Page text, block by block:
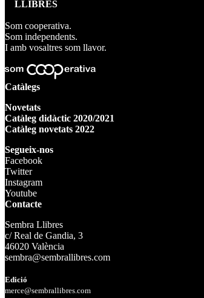
LLIBRES
Som cooperativa.
Som independents.
I amb vosaltres som llavor.
Catàlegs
Novetats
Catàleg didàctic 2020/2021
Catàleg novetats 2022
Segueix-nos
Facebook
Twitter
Instagram
Youtube
Contacte
Sembra Llibres
c/ Real de Gandia, 3
46020 València
sembra@sembrallibres.com
Edició
merce@sembrallibres.com